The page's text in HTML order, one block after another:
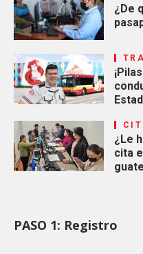
¿De
¿Le
cita
PASO 1: Registro